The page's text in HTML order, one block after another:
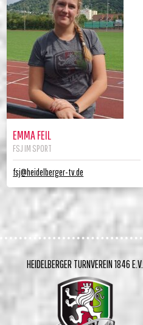
EMMA FEIL
FSJ IM SPORT
fsj@heidelberger-tv.de
HEIDELBERGER TURNVEREIN 1846 E.V.